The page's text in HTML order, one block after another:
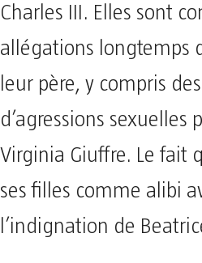
Charles III. Elles sont
allégations longtemps
leur père, y compris
d’agressions sexuelles
Virginia Giuffre. Le fait
ses filles comme alibi
l’indignation de